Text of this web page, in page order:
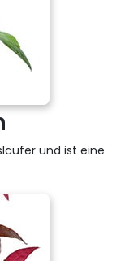
und ist eine